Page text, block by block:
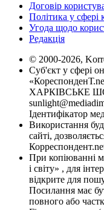
Договір
Політика у сфері
Угода щодо
Редакція
© 2000-2026,
Суб'єкт у сфері
ХАРКІВСЬКЕ
Ідентифікатор
Використання
сайті,
При копіюванні
і світу» , для
відкрите для
Посилання має
повного або